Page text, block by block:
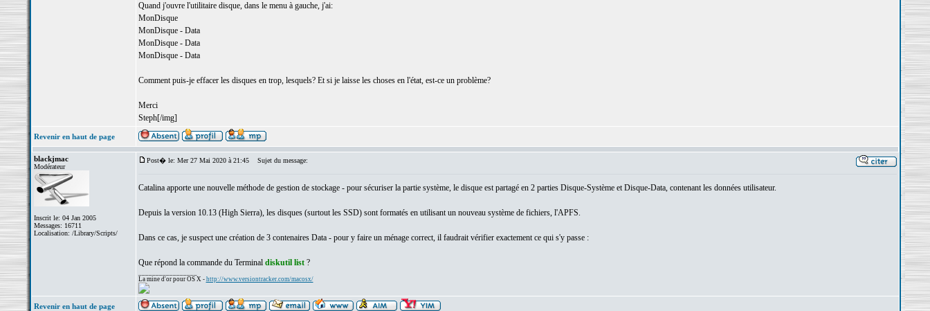
Quand j'ouvre l'utilitaire disque, dans le menu à gauche, j'ai:
MonDisque
MonDisque - Data
MonDisque - Data
MonDisque - Data
Comment puis-je effacer les disques en trop, lesquels? Et si je laisse les choses en l'état, est-ce un problème?
Merci
Steph[/img]
Revenir en haut de page
blackjmac
Modérateur
Inscrit le: 04 Jan 2005
Messages: 16711
Localisation: /Library/Scripts/
Post� le: Mer 27 Mai 2020 à 21:45 Sujet du message:
Catalina apporte une nouvelle méthode de gestion de stockage - pour sécuriser la partie système, le disque est partagé en 2 parties Disque-Système et Disque-Data, contenant les données utilisateur.
Depuis la version 10.13 (High Sierra), les disques (surtout les SSD) sont formatés en utilisant un nouveau système de fichiers, l'APFS.
Dans ce cas, je suspect une création de 3 contenaires Data - pour y faire un ménage correct, il faudrait vérifier exactement ce qui s'y passe :
Que répond la commande du Terminal diskutil list?
La mine d'or pour OS X - http://www.versiontracker.com/macosx/
Revenir en haut de page